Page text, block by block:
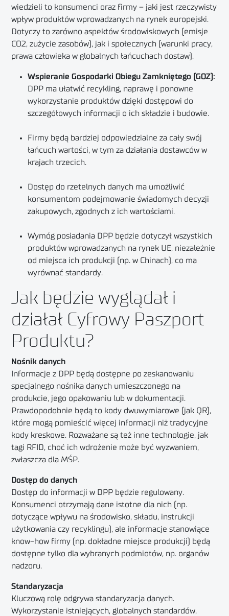
wiedzieli to konsumenci oraz firmy – jaki jest rzeczywisty
wpływ produktów wprowadzanych na rynek europejski.
Dotyczy to zarówno aspektów środowiskowych (emisje
CO2, zużycie zasobów), jak i społecznych (warunki pracy,
prawa człowieka w globalnych łańcuchach dostaw).
Wspieranie Gospodarki Obiegu Zamkniętego (GOZ):
DPP ma ułatwić recykling, naprawę i ponowne
wykorzystanie produktów dzięki dostępowi do
szczegółowych informacji o ich składzie i budowie.
Firmy będą bardziej odpowiedzialne za cały swój
łańcuch wartości, w tym za działania dostawców w
krajach trzecich.
Dostęp do rzetelnych danych ma umożliwić
konsumentom podejmowanie świadomych decyzji
zakupowych, zgodnych z ich wartościami.
Wymóg posiadania DPP będzie dotyczył wszystkich
produktów wprowadzanych na rynek UE, niezależnie
od miejsca ich produkcji (np. w Chinach), co ma
wyrównać standardy.
Jak będzie wyglądał i
działał Cyfrowy Paszport
Produktu?
Nośnik danych
Informacje z DPP będą dostępne po zeskanowaniu
specjalnego nośnika danych umieszczonego na
produkcie, jego opakowaniu lub w dokumentacji.
Prawdopodobnie będą to kody dwuwymiarowe (jak QR),
które mogą pomieścić więcej informacji niż tradycyjne
kody kreskowe. Rozważane są też inne technologie, jak
tagi RFID, choć ich wdrożenie może być wyzwaniem,
zwłaszcza dla MŚP.
Dostęp do danych
Dostęp do informacji w DPP będzie regulowany.
Konsumenci otrzymają dane istotne dla nich (np.
dotyczące wpływu na środowisko, składu, instrukcji
użytkowania czy recyklingu), ale informacje stanowiące
know-how firmy (np. dokładne miejsce produkcji) będą
dostępne tylko dla wybranych podmiotów, np. organów
nadzoru.
Standaryzacja
Kluczową rolę odgrywa standaryzacja danych.
Wykorzystanie istniejących, globalnych standardów,